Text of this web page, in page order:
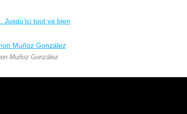
Muñoz González